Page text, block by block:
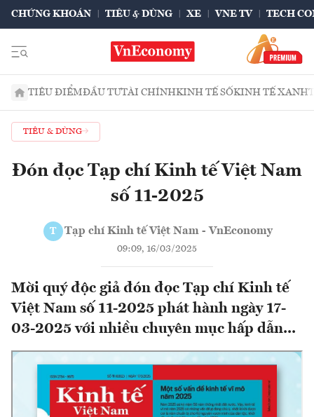
CHỨNG KHOÁN TIÊU & DÙNG XE VNE TV TECH
TIÊU ĐIỂMĐẦU TƯTÀI CHÍNHKINH TẾ SỐKINH TẾ XANH
TIÊU & DÙNG
Đón đọc Tạp chí Kinh tế Việt Nam
số 11-2025
T Tạp chí Kinh tế Việt Nam - VnEconomy
09:09, 16/03/2025
Mời quý độc giả đón đọc Tạp chí Kinh tế
Việt Nam số 11-2025 phát hành ngày 17-
03-2025 với nhiều chuyên mục hấp dẫn...